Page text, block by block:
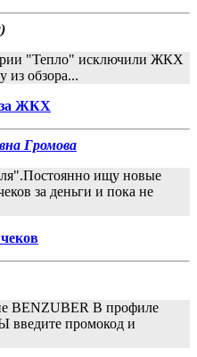
"Тепло" исключили ЖКХ
из обзора...
за ЖКХ
Громова
ищу новые
за деньги и пока не
BENZUBER В профиле
введите промокод и